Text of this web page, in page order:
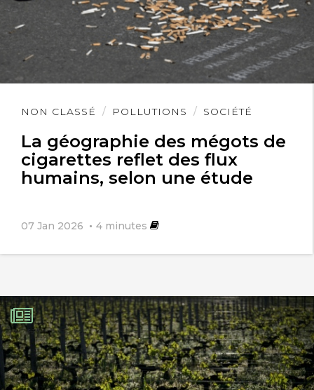
NON CLASSÉ POLLUTIONS SOCIÉTÉ
La géographie des mégots de
cigarettes reflet des flux
humains, selon une étude
07 Jan 2026 4 minutes
Lire